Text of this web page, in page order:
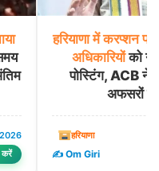
करें
हरियाणा में करप्शन पर
अधिकारियोंको
पोस्टिंग, ACB ने
अफसरों
हरियाणा
✍️ Om Giri